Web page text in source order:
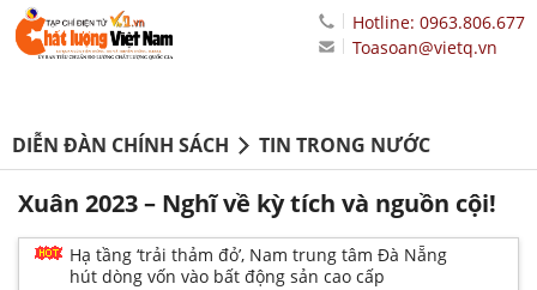
Hotline: 0963.806.677
Toasoan@vietq.vn
DIỄN ĐÀN CHÍNH SÁCH TIN TRONG NƯỚC
Xuân 2023 – Nghĩ về kỳ tích và nguồn cội!
Hạ tầng ‘trải thảm đỏ’, Nam trung tâm Đà Nẵng
hút dòng vốn vào bất động sản cao cấp